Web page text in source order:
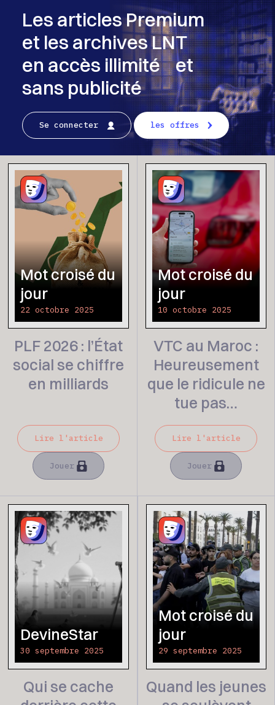
Les articles Premium
et les archives LNT
en accès illimité et
sans publicité
Se connecter les offres
Mot croisé du
jour
22 octobre 2025
PLF 2026 : l’État
social se chiffre
en milliards
Lire l'article
Jouer
Mot croisé du
jour
10 octobre 2025
VTC au Maroc :
Heureusement
que le ridicule ne
tue pas…
Lire l'article
Jouer
DevineStar
30 septembre 2025
Qui se cache
Mot croisé du
jour
29 septembre 2025
Quand les jeunes